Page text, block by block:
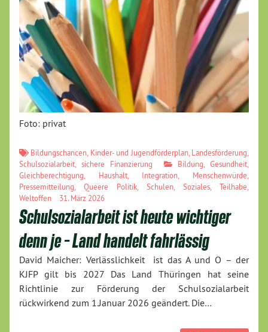
Foto: privat
Bildungschancen Kinder- und Jugendförderplan, Landesförderung
Schulsozialarbeit
sichere Finanzierung Bildung Gesundheit
Gleichberechtigung
Haushalt, Integration Menschenwürde
Pressemitteilung
Queere Politik Schulen Soziales Teilhabe
Weltoffen
31. März 2026
Schulsozialarbeit ist heute wichtiger
denn je – Land handelt fahrlässig
David Maicher: Verlässlichkeit ist das A und O – der
KJFP gilt bis 2027 Das Land Thüringen hat seine
Richtlinie zur Förderung der Schulsozialarbeit
rückwirkend zum 1.Januar 2026 geändert. Die…